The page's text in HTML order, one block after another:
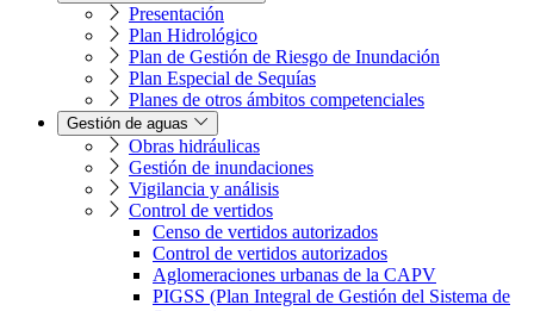
Presentación
Plan Hidrológico
Plan de Gestión de Riesgo de Inundación
Plan Especial de Sequías
Planes de otros ámbitos competenciales
Gestión de aguas
Obras hidráulicas
Gestión de inundaciones
Vigilancia y análisis
Control de vertidos
Censo de vertidos autorizados
Control de vertidos autorizados
Aglomeraciones urbanas de la CAPV
PIGSS (Plan Integral de Gestión del Sistema de